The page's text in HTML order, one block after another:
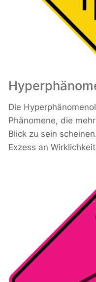
Die
Phänomene, die
Blick zu sein
Exzess an